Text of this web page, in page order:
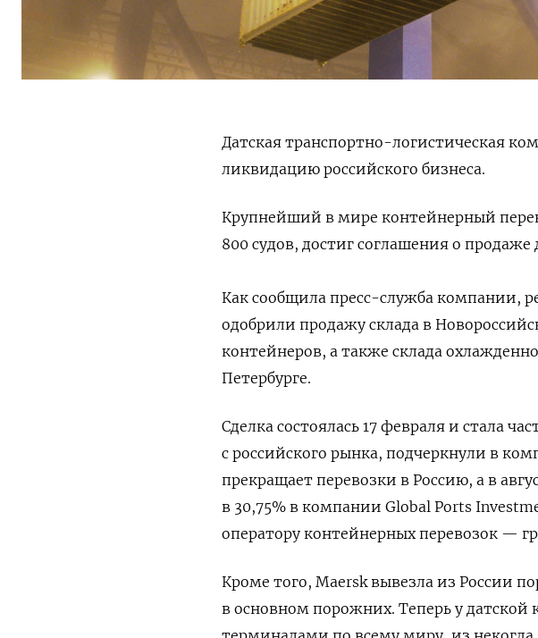
Датская транспортно-логистическая
ликвидацию российского бизнеса.
Крупнейший в мире контейнерный
800 судов, достиг соглашения о
Как сообщила пресс-служба компании,
одобрили продажу склада в
контейнеров, а также склада
Петербурге.
Сделка состоялась 17 февраля и стала
с российского рынка, подчеркнули в
прекращает перевозки в Россию, а в
в 30,75% в компании Global Ports
оператору контейнерных перевозок —
Кроме того, Maersk вывезла из России
в основном порожних. Теперь у